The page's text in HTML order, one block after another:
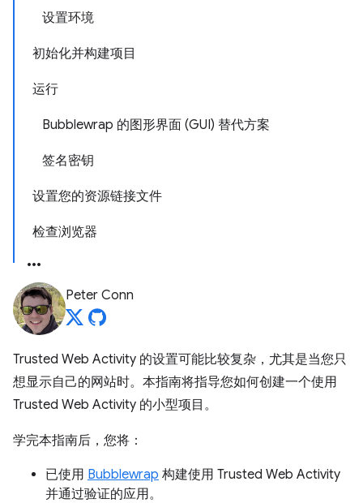
设置环境
初始化并构建项目
运行
Bubblewrap 的图形界面 (GUI) 替代方案
签名密钥
设置您的资源链接文件
检查浏览器
Peter Conn
Trusted Web Activity 的设置可能比较复杂，尤其是当您只
想显示自己的网站时。本指南将指导您如何创建一个使用
Trusted Web Activity 的小型项目。
学完本指南后，您将：
已使用 Bubblewrap 构建使用 Trusted Web Activity
并通过验证的应用。